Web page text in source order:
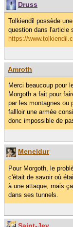
Druss
Tolkiendil possède
question dans l'article
https://
Amroth
Merci beaucoup pour
Morgoth a fait pour
par les montagnes ou
fallloir une armée
donc impossible de
Meneldur
Pour Morgoth, le
c'était de savoir où
à une attaque, mais
dans ses tunnels.
Saint-Jey